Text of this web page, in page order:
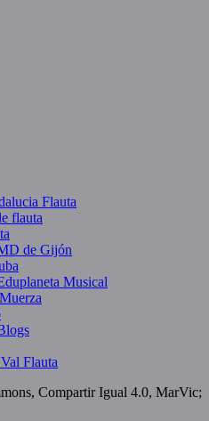
Flauta
flauta
de Gijón
Musical
Flauta
Compartir Igual 4.0, MarVic;